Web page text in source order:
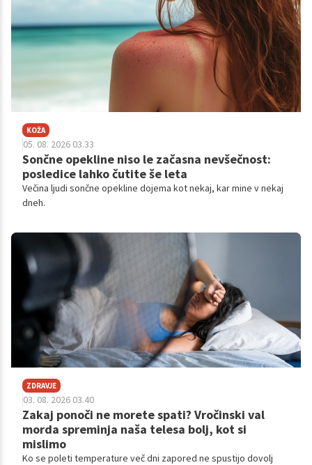
KOŽA
05. 08. 2026 03.33
Sončne opekline niso le začasna nevšečnost:
posledice lahko čutite še leta
Večina ljudi sončne opekline dojema kot nekaj, kar mine v nekaj
dneh.
ZDRAVJE
03. 08. 2026 03.40
Zakaj ponoči ne morete spati? Vročinski val
morda spreminja naša telesa bolj, kot si
mislimo
Ko se poleti temperature več dni zapored ne spustijo dovolj